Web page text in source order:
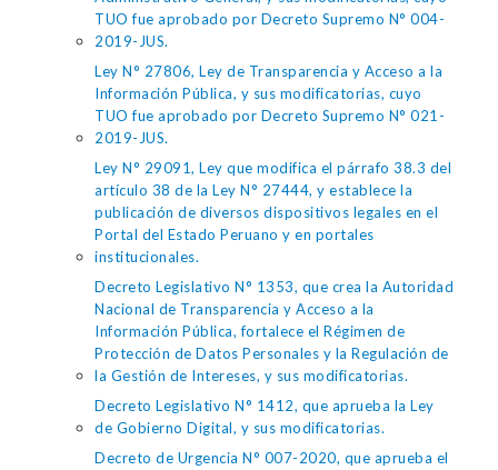
TUO fue aprobado por Decreto Supremo N° 004-
2019-JUS.
Ley N° 27806, Ley de Transparencia y Acceso a la
Información Pública, y sus modificatorias, cuyo
TUO fue aprobado por Decreto Supremo N° 021-
2019-JUS.
Ley N° 29091, Ley que modifica el párrafo 38.3 del
artículo 38 de la Ley N° 27444, y establece la
publicación de diversos dispositivos legales en el
Portal del Estado Peruano y en portales
institucionales.
Decreto Legislativo N° 1353, que crea la Autoridad
Nacional de Transparencia y Acceso a la
Información Pública, fortalece el Régimen de
Protección de Datos Personales y la Regulación de
la Gestión de Intereses, y sus modificatorias.
Decreto Legislativo N° 1412, que aprueba la Ley
de Gobierno Digital, y sus modificatorias.
Decreto de Urgencia N° 007-2020, que aprueba el